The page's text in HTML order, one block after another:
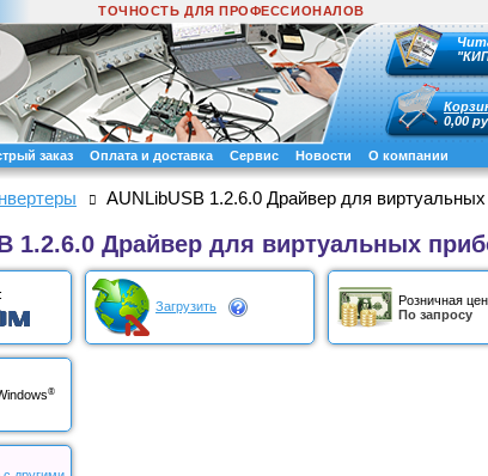
ТОЧНОСТЬ ДЛЯ ПРОФЕССИОНАЛОВ
0,00
заказ Оплата и доставка Сервис Новости О компании
AUNLibUSB 1.2.6.0 Драйвер для
1.2.6.0 Драйвер для виртуальных
Загрузить
Розничная
По запросу
®